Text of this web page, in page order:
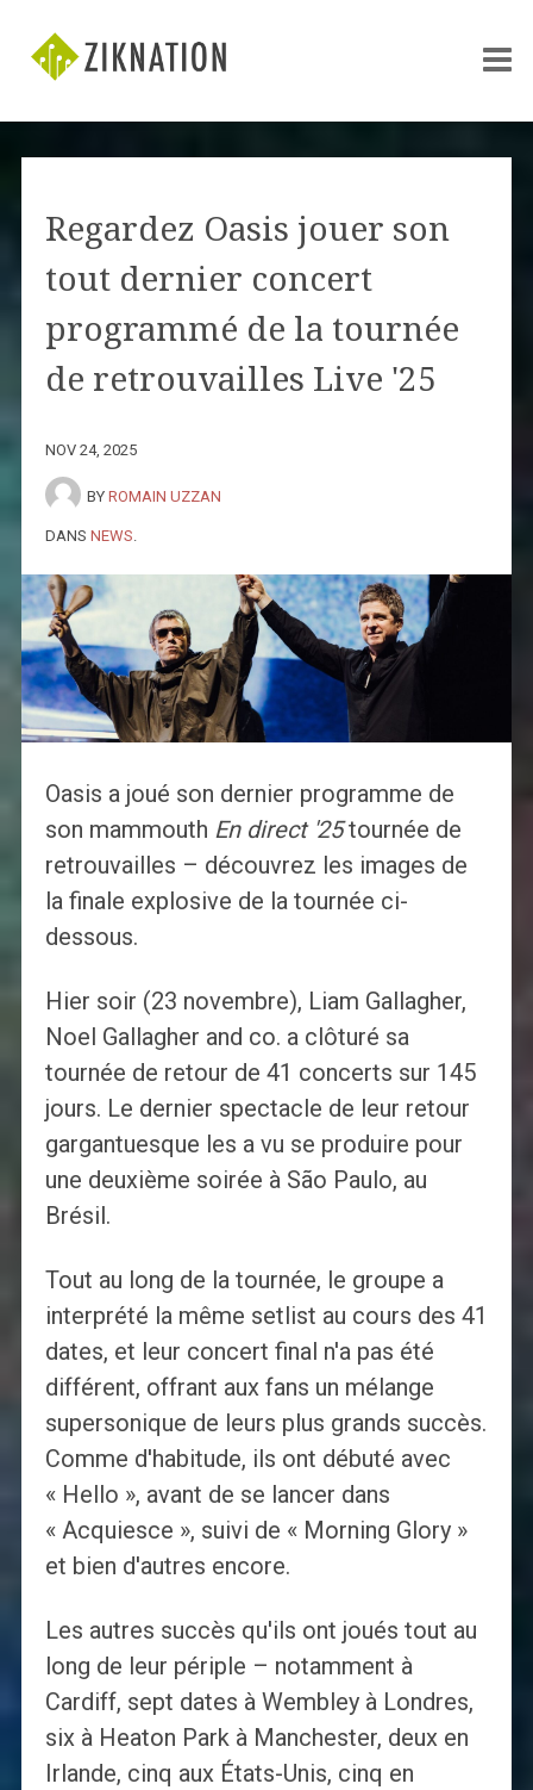
Regardez Oasis jouer son
tout dernier concert
programmé de la tournée
de retrouvailles Live '25
NOV 24, 2025
BY ROMAIN UZZAN
DANS NEWS
Oasis a joué son dernier programme de
son mammouth En direct '25tournée de
retrouvailles – découvrez les images de
la finale explosive de la tournée ci-
dessous.
Hier soir (23 novembre), Liam Gallagher,
Noel Gallagher and co. a clôturé sa
tournée de retour de 41 concerts sur 145
jours. Le dernier spectacle de leur retour
gargantuesque les a vu se produire pour
une deuxième soirée à São Paulo, au
Brésil.
Tout au long de la tournée, le groupe a
interprété la même setlist au cours des 41
dates, et leur concert final n'a pas été
différent, offrant aux fans un mélange
supersonique de leurs plus grands succès.
Comme d'habitude, ils ont débuté avec
« Hello », avant de se lancer dans
« Acquiesce », suivi de « Morning Glory »
et bien d'autres encore.
Les autres succès qu'ils ont joués tout au
long de leur périple – notamment à
Cardiff, sept dates à Wembley à Londres,
six à Heaton Park à Manchester, deux en
Irlande, cinq aux États-Unis, cinq en